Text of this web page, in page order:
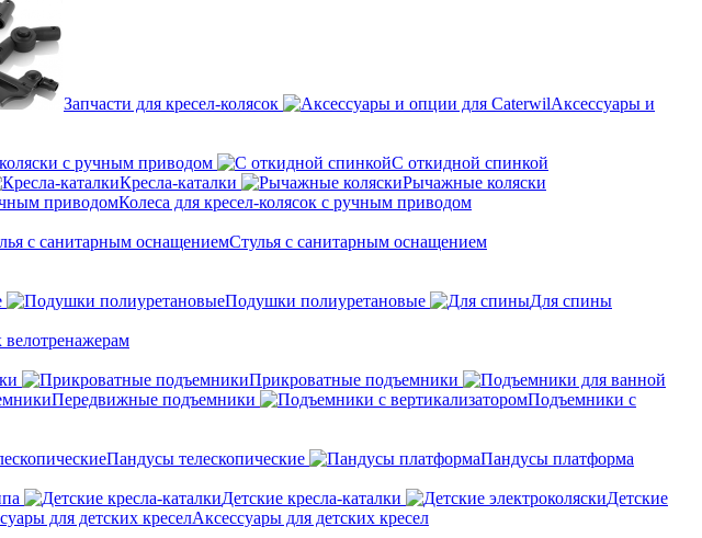
Запчасти для кресел-колясок
Аксессуары и
с ручным приводом
С откидной спинкой
Кресла-каталки
Рычажные коляски
Колеса для кресел-колясок с ручным приводом
Стулья с санитарным оснащением
Подушки полиуретановые
Для спины
велотренажерам
Прикроватные подъемники
Передвижные подъемники
Подъемники с
Пандусы телескопические
Пандусы платформа
Детские кресла-каталки
Детские
Аксессуары для детских кресел